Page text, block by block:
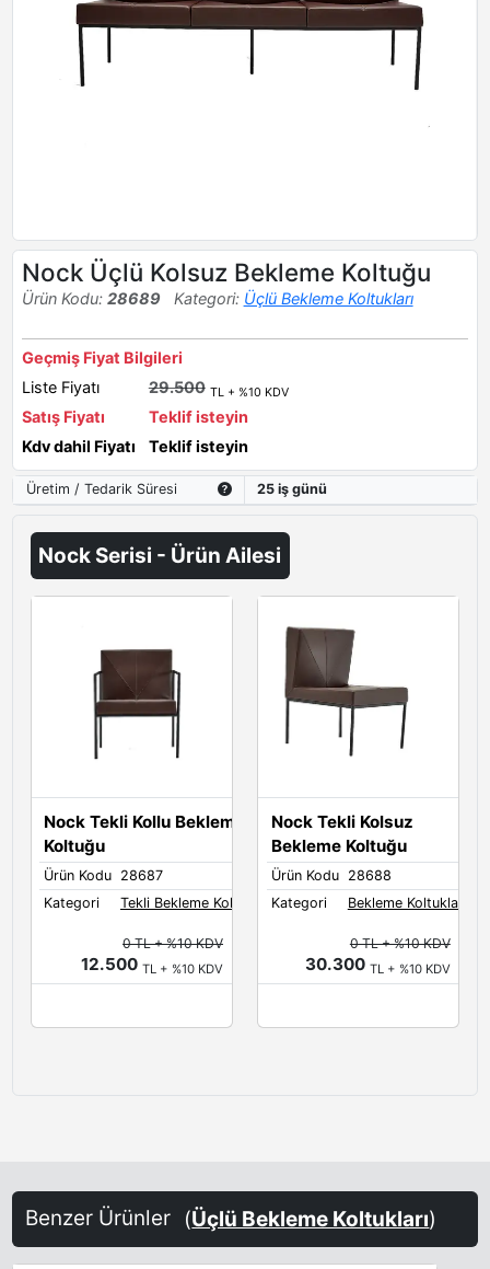
Nock Üçlü Kolsuz Bekleme Koltuğu
Ürün Kodu: 28689 Kategori: Üçlü Bekleme Koltukları
Geçmiş Fiyat Bilgileri
Liste Fiyatı
29.500 TL + %10 KDV
Satış Fiyatı
Teklif isteyin
Kdv dahil Fiyatı
Teklif isteyin
Üretim / Tedarik Süresi 25 iş günü
Nock Serisi - Ürün Ailesi
Nock Tekli Kollu Bekleme
Koltuğu
Ürün Kodu
28687
Kategori
Tekli Bekleme Koltukları
0 TL + %10 KDV
12.500TL + %10 KDV
Nock Tekli Kolsuz
Bekleme Koltuğu
Ürün Kodu
28688
Kategori
Bekleme Koltukları
0 TL + %10 KDV
30.300 TL + %10 KDV
Benzer Ürünler (Üçlü Bekleme Koltukları)